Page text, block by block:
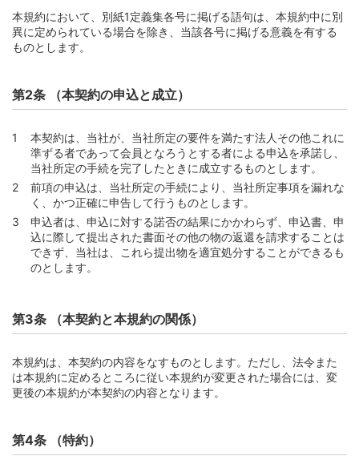
第12条 （カード使用者に規約等を遵守させる義務）
第3章 本契約に基づく会員の地位
第13条 （基本サービス）
第14条 （付帯サービス等）
第2節 会員およびカード使用者の義務
第1款 カード等の管理等
第15条 （カードの発行と貸与）
第16条 （更新カードの発行と貸与）
第17条 （カードの再発行）
第18条 （カードの所有権等）
第19条 （会員によるカード使用者に対するカードの貸与
第20条 （更新カードまたは再発行カードの送付を受けた
ときの処置）
第22条 （暗証番号）
第23条 （カード等の管理）
第25条 （カードの占有喪失時の会員およびカード使用者
の義務）
本規約において、別紙1定義集各号に掲げる語句は、本規約中に別
異に定められている場合を除き、当該各号に掲げる意義を有する
ものとします。
第2条 （本契約の申込と成立）
本契約は、当社が、当社所定の要件を満たす法人その他これに
準ずる者であって会員となろうとする者による申込を承諾し、
当社所定の手続を完了したときに成立するものとします。
前項の申込は、当社所定の手続により、当社所定事項を漏れな
く、かつ正確に申告して行うものとします。
申込者は、申込に対する諾否の結果にかかわらず、申込書、申
込に際して提出された書面その他の物の返還を請求することは
できず、当社は、これら提出物を適宜処分することができるも
のとします。
第3条 （本契約と本規約の関係）
本規約は、本契約の内容をなすものとします。ただし、法令また
は本規約に定めるところに従い本規約が変更された場合には、変
更後の本規約が本契約の内容となります。
第4条 （特約）